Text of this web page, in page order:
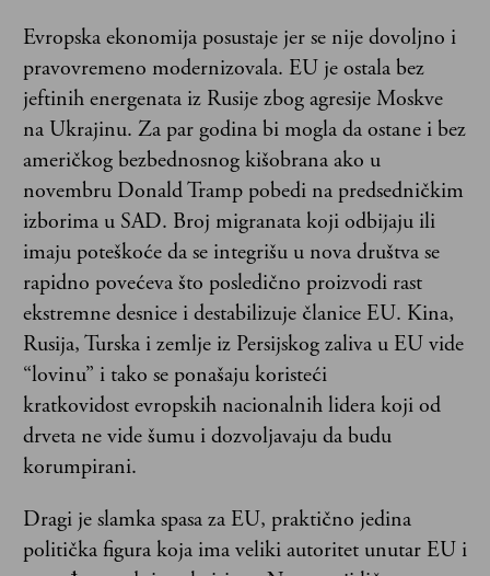
Evropska ekonomija posustaje jer se nije dovoljno i
pravovremeno modernizovala. EU je ostala bez
jeftinih energenata iz Rusije zbog agresije Moskve
na Ukrajinu. Za par godina bi mogla da ostane i bez
američkog bezbednosnog kišobrana ako u
novembru Donald Tramp pobedi na predsedničkim
izborima u SAD. Broj migranata koji odbijaju ili
imaju poteškoće da se integrišu u nova društva se
rapidno povećeva što posledično proizvodi rast
ekstremne desnice i destabilizuje članice EU. Kina,
Rusija, Turska i zemlje iz Persijskog zaliva u EU vide
“lovinu” i tako se ponašaju koristeći
kratkovidost evropskih nacionalnih lidera koji od
drveta ne vide šumu i dozvoljavaju da budu
korumpirani.
Dragi je slamka spasa za EU, praktično jedina
politička figura koja ima veliki autoritet unutar EU i